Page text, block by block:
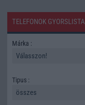
TELEFONOK GYORSLISTA
Márka :
Tipus :